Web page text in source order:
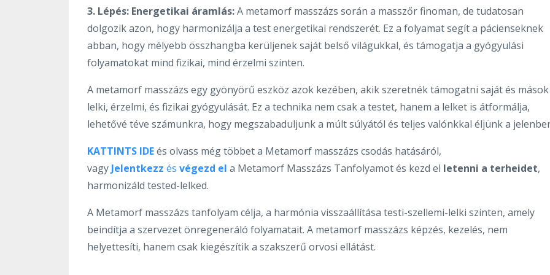
3. Lépés: Energetikai áramlás:A metamorf masszázs során a masszőr finoman, de tudatosan
dolgozik azon, hogy harmonizálja a test energetikai rendszerét. Ez a folyamat segít a pácienseknek
abban, hogy mélyebb összhangba kerüljenek saját belső világukkal, és támogatja a gyógyulási
folyamatokat mind fizikai, mind érzelmi szinten.
A metamorf masszázs egy gyönyörű eszköz azok kezében, akik szeretnék támogatni saját és mások
lelki, érzelmi, és fizikai gyógyulását. Ez a technika nem csak a testet, hanem a lelket is átformálja,
lehetővé téve számunkra, hogy megszabaduljunk a múlt súlyától és teljes valónkkal éljünk a
KATTINTS IDEés olvass még többet a Metamorf masszázs csodás hatásáról,
vagy Jelentkezz és végezd el a Metamorf Masszázs Tanfolyamot és kezd el letenni a terheidet,
harmonizáld tested-lelked.
A Metamorf masszázs tanfolyam célja, a harmónia visszaállítása testi-szellemi-lelki szinten, amely
beindítja a szervezet önregeneráló folyamatait. A metamorf masszázs képzés, kezelés, nem
helyettesíti, hanem csak kiegészítik a szakszerű orvosi ellátást.